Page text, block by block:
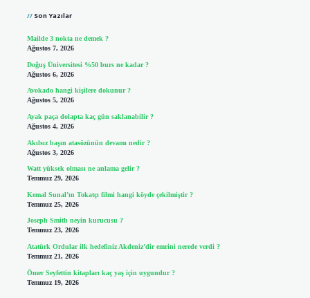
Son Yazılar
Mailde 3 nokta ne demek ?
Ağustos 7, 2026
Doğuş Üniversitesi %50 burs ne kadar ?
Ağustos 6, 2026
Avokado hangi kişilere dokunur ?
Ağustos 5, 2026
Ayak paça dolapta kaç gün saklanabilir ?
Ağustos 4, 2026
Akılsız başın atasözünün devamı nedir ?
Ağustos 3, 2026
Watt yüksek olması ne anlama gelir ?
Temmuz 29, 2026
Kemal Sunal’ın Tokatçı filmi hangi köyde çekilmiştir ?
Temmuz 25, 2026
Joseph Smith neyin kurucusu ?
Temmuz 23, 2026
Atatürk Ordular ilk hedefiniz Akdeniz’dir emrini nerede verdi ?
Temmuz 21, 2026
Ömer Seyfettin kitapları kaç yaş için uygundur ?
Temmuz 19, 2026